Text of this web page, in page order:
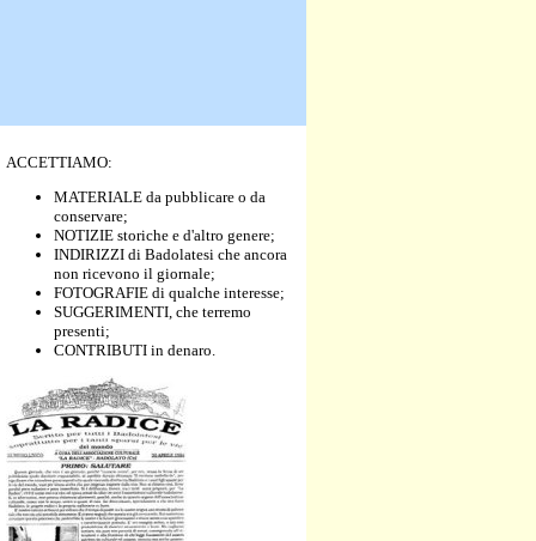
ACCETTIAMO:
MATERIALE da pubblicare o da
conservare;
NOTIZIE storiche e d'altro genere;
INDIRIZZI di Badolatesi che ancora
non ricevono il giornale;
FOTOGRAFIE di qualche interesse;
SUGGERIMENTI, che terremo
presenti;
CONTRIBUTI in denaro.